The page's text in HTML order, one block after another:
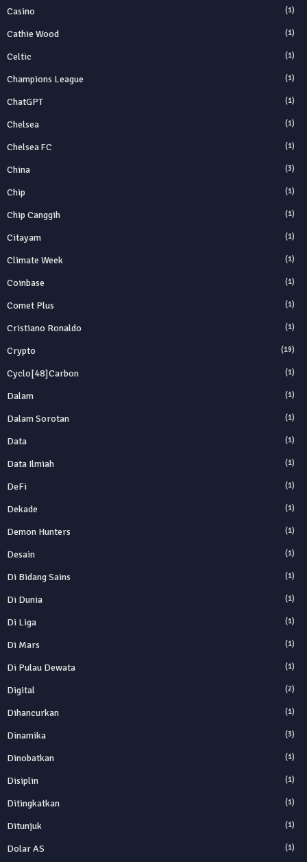
Casino (1)
Cathie Wood (1)
Celtic (1)
Champions League (1)
ChatGPT (1)
Chelsea (1)
Chelsea FC (1)
China (3)
Chip (1)
Chip Canggih (1)
Citayam (1)
Climate Week (1)
Coinbase (1)
Comet Plus (1)
Cristiano Ronaldo (1)
Crypto (19)
Cyclo[48]carbon (1)
Dalam (1)
Dalam Sorotan (1)
Data (1)
Data Ilmiah (1)
DeFi (1)
Dekade (1)
Demon Hunters (1)
Desain (1)
Di Bidang Sains (1)
Di Dunia (1)
Di Liga (1)
Di Mars (1)
Di Pulau Dewata (1)
Digital (2)
Dihancurkan (1)
Dinamika (3)
Dinobatkan (1)
Disiplin (1)
Ditingkatkan (1)
Ditunjuk (1)
Dolar AS (1)